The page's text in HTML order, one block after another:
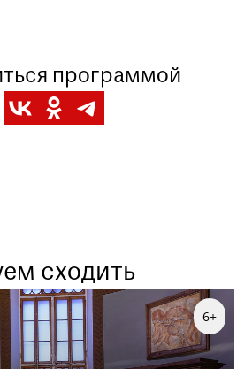
программой
сходить
6+